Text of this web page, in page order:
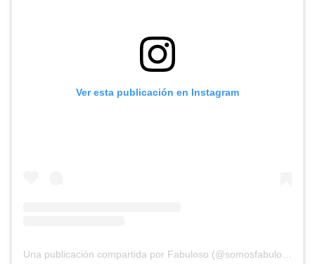
Ver esta publicación en Instagram
Una publicación compartida por Fabuloso (@somosfabuloso)